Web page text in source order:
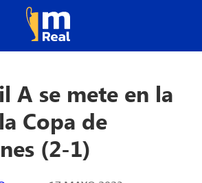
A se mete en la
Copa de
(2-1)